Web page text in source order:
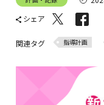
シェア
関連タグ 指導計画